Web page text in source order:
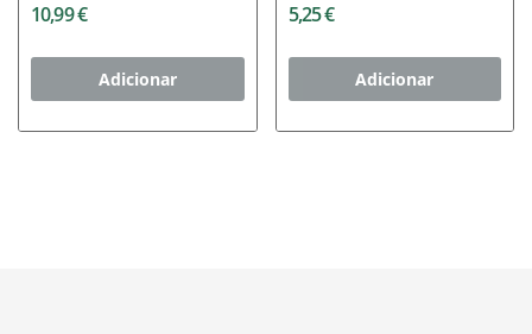
10,99 €
Adicionar
5,25 €
Adicionar